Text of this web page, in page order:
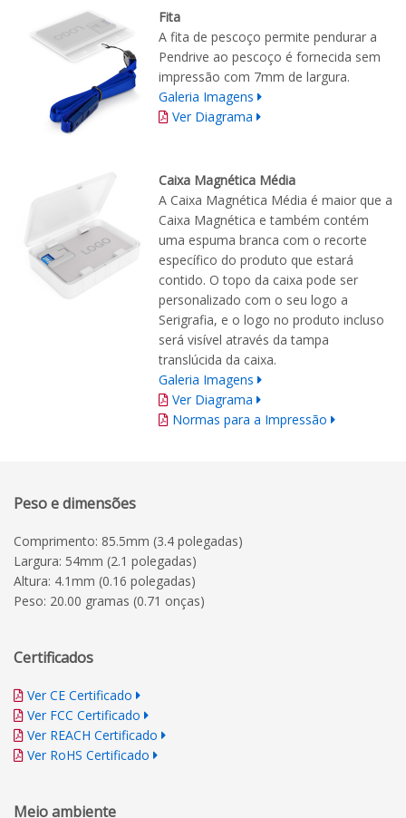
Fita
A fita de pescoço permite pendurar a
Pendrive ao pescoço é fornecida sem
impressão com 7mm de largura.
Galeria Imagens
Ver Diagrama
Caixa Magnética Média
A Caixa Magnética Média é maior que a
Caixa Magnética e também contém
uma espuma branca com o recorte
específico do produto que estará
contido. O topo da caixa pode ser
personalizado com o seu logo a
Serigrafia, e o logo no produto incluso
será visível através da tampa
translúcida da caixa.
Galeria Imagens
Ver Diagrama
Normas para a Impressão
Peso e dimensões
Comprimento: 85.5mm (3.4 polegadas)
Largura: 54mm (2.1 polegadas)
Altura: 4.1mm (0.16 polegadas)
Peso: 20.00 gramas (0.71 onças)
Certificados
Ver CE Certificado
Ver FCC Certificado
Ver REACH Certificado
Ver RoHS Certificado
Meio ambiente